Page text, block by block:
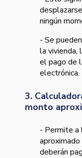
ningún
- Se
la vivienda,
el pago de
electrónica.
3.
monto
- Permite a
deberán